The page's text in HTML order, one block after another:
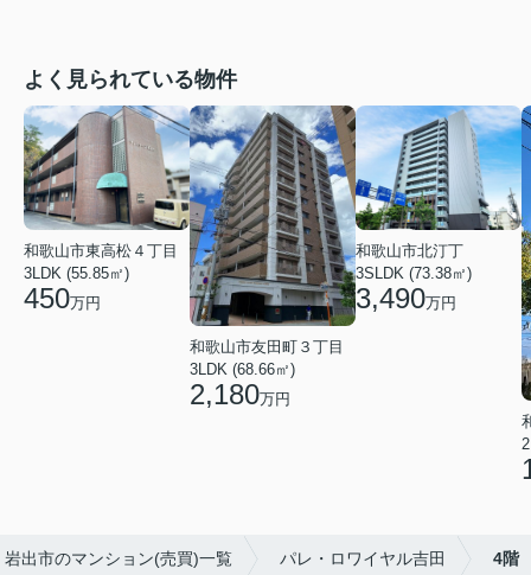
よく見られている物件
和歌山市東高松４丁目
3LDK (55.85㎡)
450万円
和歌山市友田町３丁目
3LDK (68.66㎡)
2,180万円
和歌山市北汀丁
3SLDK (73.38㎡)
3,490万円
岩出市のマンション(売買)一覧 パレ・ロワイヤル吉田 4階